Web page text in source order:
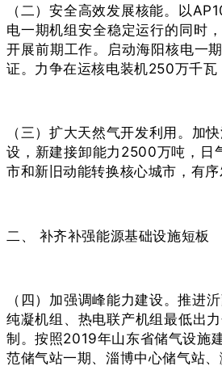
（二）安全高效发展核能。以
电一期机组安全稳定运行的同时
开展前期工作。启动海阳核电一
证。力争在运核电装机250万千
（三）扩大天然气开发利用。加
设，新建接卸能力2500万吨，日
市和新旧动能转换核心城市，有
二、 补齐补强能源基础设施短板
（四）加强调峰能力建设。推进
纯凝机组、热电联产机组最低出
制。按照2019年山东省储气设施
范储气站一期、淄博中心储气站